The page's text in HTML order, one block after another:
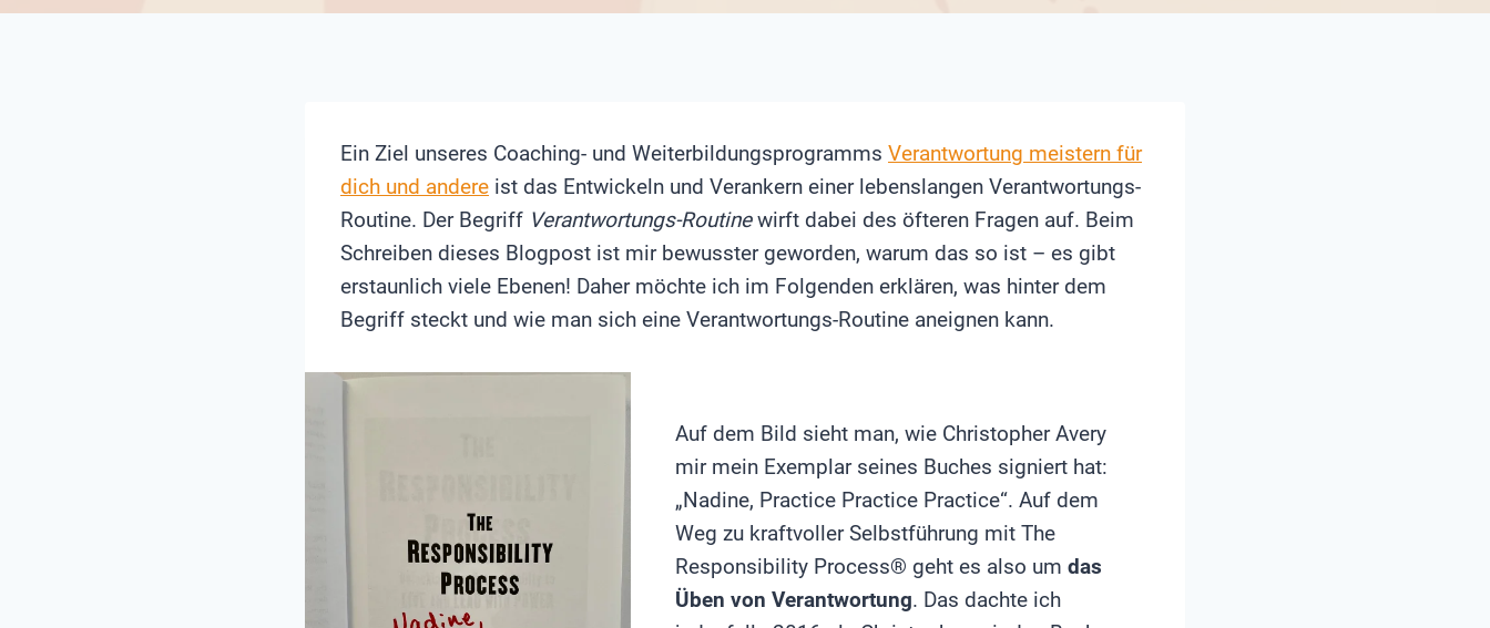
Ein Ziel unseres Coaching- und Weiterbildungsprogramms Verantwortung meistern für
dich und andere ist das Entwickeln und Verankern einer lebenslangen Verantwortungs-
Routine. Der Begriff Verantwortungs-Routinewirft dabei des öfteren Fragen auf. Beim
Schreiben dieses Blogpost ist mir bewusster geworden, warum das so ist – es gibt
erstaunlich viele Ebenen! Daher möchte ich im Folgenden erklären, was hinter dem
Begriff steckt und wie man sich eine Verantwortungs-Routine aneignen kann.
Auf dem Bild sieht man, wie Christopher Avery
mir mein Exemplar seines Buches signiert hat:
„Nadine, Practice Practice Practice“. Auf dem
Weg zu kraftvoller Selbstführung mit The
Responsibility Process® geht es also um das
Üben von Verantwortung. Das dachte ich